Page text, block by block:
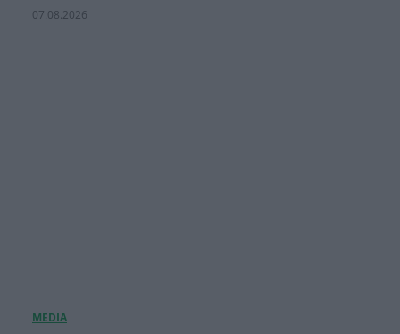
07.08.2026